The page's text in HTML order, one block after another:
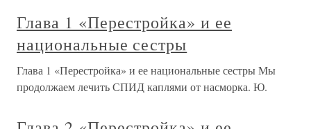
Глава 1 «Перестройка» и ее
национальные сестры
Глава 1 «Перестройка» и ее национальные сестры Мы
продолжаем лечить СПИД каплями от насморка. Ю.